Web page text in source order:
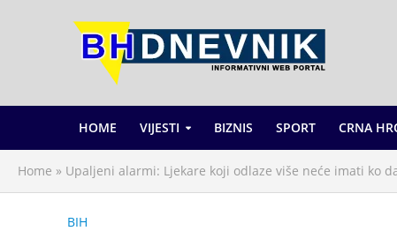
HOME VIJESTI BIZNIS SPORT CRNA
Home » Upaljeni alarmi: Ljekare koji odlaze više neće imati ko
BIH